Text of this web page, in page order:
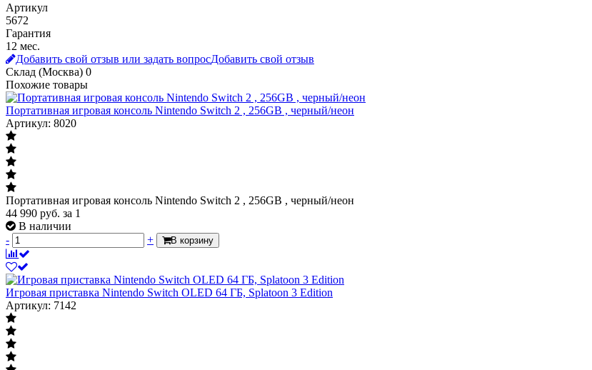
Артикул
5672
Гарантия
12 мес.
Добавить свой отзыв или задать вопросДобавить свой отзыв
Склад (Москва) 0
Похожие товары
Портативная игровая консоль Nintendo Switch 2 , 256GB , черный/неон
Артикул: 8020
Портативная игровая консоль Nintendo Switch 2 , 256GB , черный/неон
44 990 руб. за 1
В наличии
-
+ В корзину
Игровая приставка Nintendo Switch OLED 64 ГБ, Splatoon 3 Edition
Артикул: 7142